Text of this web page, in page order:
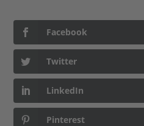
Facebook
Twitter
LinkedIn
Pinterest